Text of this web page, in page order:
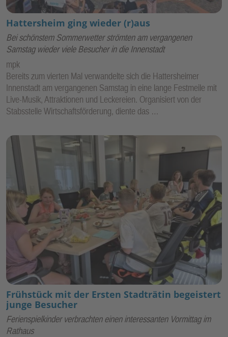
Hattersheim ging wieder (r)aus
Bei schönstem Sommerwetter strömten am vergangenen
Samstag wieder viele Besucher in die Innenstadt
mpk
Bereits zum vierten Mal verwandelte sich die Hattersheimer
Innenstadt am vergangenen Samstag in eine lange Festmeile mit
Live-Musik, Attraktionen und Leckereien. Organisiert von der
Stabsstelle Wirtschaftsförderung, diente das …
Frühstück mit der Ersten Stadträtin begeistert
junge Besucher
Ferienspielkinder verbrachten einen interessanten Vormittag im
Rathaus